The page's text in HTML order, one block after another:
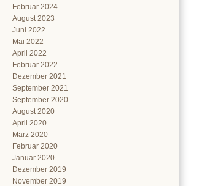
Februar 2024
August 2023
Juni 2022
Mai 2022
April 2022
Februar 2022
Dezember 2021
September 2021
September 2020
August 2020
April 2020
März 2020
Februar 2020
Januar 2020
Dezember 2019
November 2019